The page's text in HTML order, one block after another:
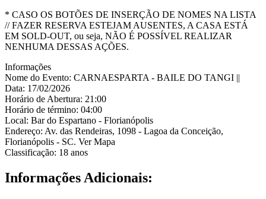
* CASO OS BOTÕES DE INSERÇÃO DE NOMES NA LISTA
// FAZER RESERVA ESTEJAM AUSENTES, A CASA ESTÁ
EM SOLD-OUT, ou seja, NÃO É POSSÍVEL REALIZAR
NENHUMA DESSAS AÇÕES.
Informações
Nome do Evento: CARNAESPARTA - BAILE DO TANGI ||
Data: 17/02/2026
Horário de Abertura: 21:00
Horário de término: 04:00
Local: Bar do Espartano - Florianópolis
Endereço: Av. das Rendeiras, 1098 - Lagoa da Conceição,
Florianópolis - SC. Ver Mapa
Classificação: 18 anos
Informações Adicionais: